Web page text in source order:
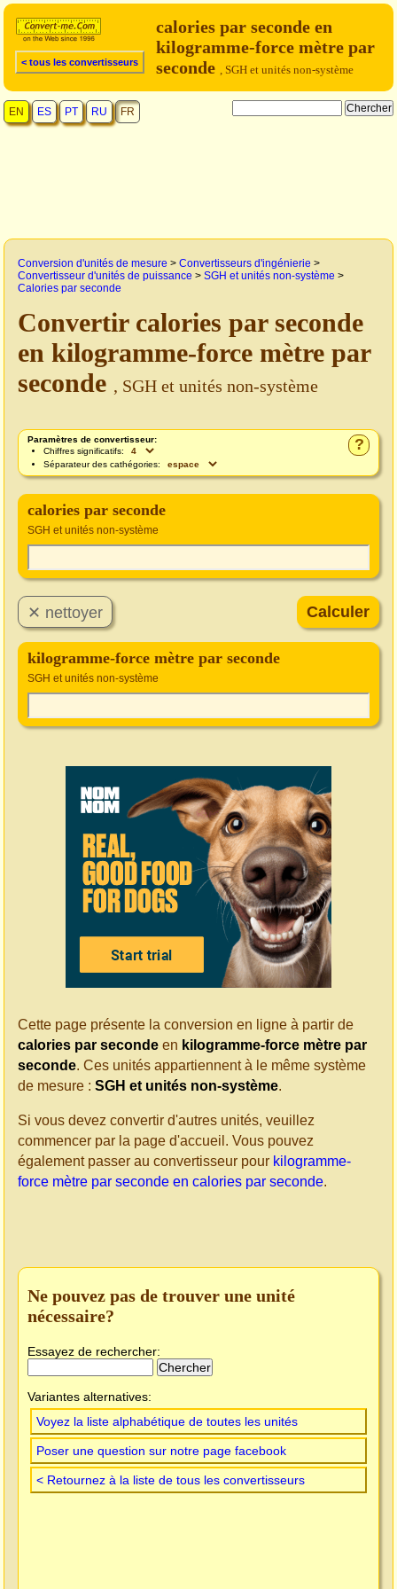
< tous les convertisseurs
calories par seconde en
kilogramme-force mètre par
seconde , SGH et unités non-système
EN ES PT RU FR
Conversion d'unités de mesure > Convertisseurs d'ingénierie >
Convertisseur d'unités de puissance > SGH et unités non-système >
Calories par seconde
Convertir calories par seconde
en kilogramme-force mètre par
seconde , SGH et unités non-système
?
Paramètres de convertisseur:
Chiffres significatifs:
Séparateur des cathégories:
calories par seconde
SGH et unités non-système
kilogramme-force mètre par seconde
SGH et unités non-système
Cette page présente la conversion en ligne à partir de
calories par seconde en kilogramme-force mètre par
seconde. Ces unités appartiennent à le même système
de mesure : SGH et unités non-système.
Si vous devez convertir d'autres unités, veuillez
commencer par la page d'accueil. Vous pouvez
également passer au convertisseur pour kilogramme-
force mètre par seconde en calories par seconde.
Ne pouvez pas de trouver une unité
nécessaire?
Essayez de rechercher:
Variantes alternatives:
Voyez la liste alphabétique de toutes les unités
Poser une question sur notre page facebook
< Retournez à la liste de tous les convertisseurs